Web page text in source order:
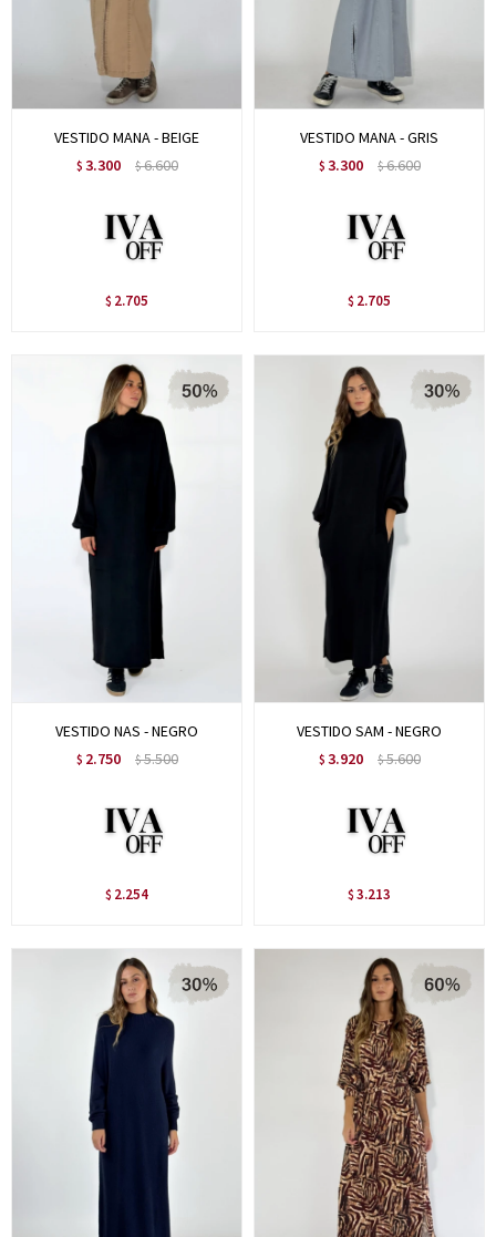
VESTIDO MANA - BEIGE
$ 3.300 $6.600
$ 2.705
VESTIDO MANA - GRIS
$ 3.300 $6.600
$ 2.705
VESTIDO NAS - NEGRO
$ 2.750 $5.500
$ 2.254
VESTIDO SAM - NEGRO
$ 3.920 $5.600
$ 3.213